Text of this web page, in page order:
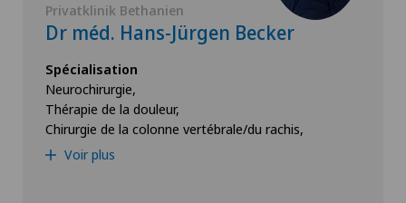
Privatklinik Bethanien
Dr méd. Hans-Jürgen Becker
Spécialisation
Neurochirurgie,
Thérapie de la douleur,
Chirurgie de la colonne vertébrale/du rachis,
Voir plus